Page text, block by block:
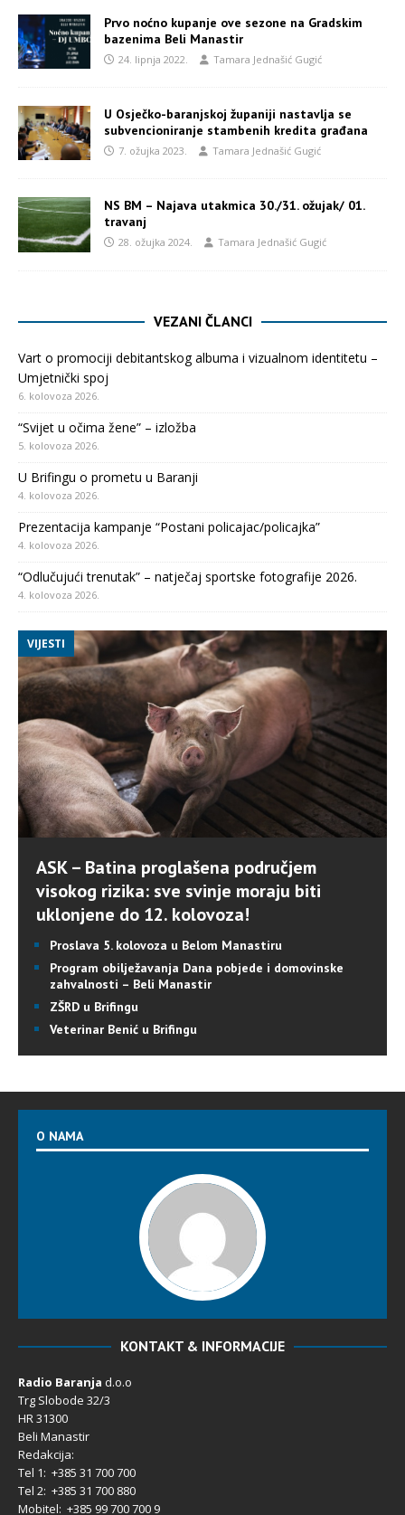
Prvo noćno kupanje ove sezone na Gradskim
bazenima Beli Manastir
24. lipnja 2022. Tamara Jednašić Gugić
U Osječko-baranjskoj županiji nastavlja se
subvencioniranje stambenih kredita građana
7. ožujka 2023. Tamara Jednašić Gugić
NS BM – Najava utakmica 30./31. ožujak/ 01.
travanj
28. ožujka 2024. Tamara Jednašić Gugić
VEZANI ČLANCI
Vart o promociji debitantskog albuma i vizualnom identitetu –
Umjetnički spoj
6. kolovoza 2026.
“Svijet u očima žene” – izložba
5. kolovoza 2026.
U Brifingu o prometu u Baranji
4. kolovoza 2026.
Prezentacija kampanje “Postani policajac/policajka”
4. kolovoza 2026.
“Odlučujući trenutak” – natječaj sportske fotografije 2026.
4. kolovoza 2026.
VIJESTI
ASK – Batina proglašena područjem
visokog rizika: sve svinje moraju biti
uklonjene do 12. kolovoza!
Proslava 5. kolovoza u Belom Manastiru
Program obilježavanja Dana pobjede i domovinske
zahvalnosti – Beli Manastir
ZŠRD u Brifingu
Veterinar Benić u Brifingu
O NAMA
KONTAKT & INFORMACIJE
Radio Baranja d.o.o
Trg Slobode 32/3
HR 31300
Beli Manastir
Redakcija:
Tel 1: +385 31 700 700
Tel 2: +385 31 700 880
Mobitel: +385 99 700 700 9